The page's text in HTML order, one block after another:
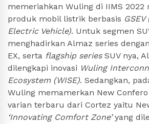
memeriahkan Wuling di IIMS
produk mobil listrik berbasis
Electric Vehicle). Untuk segmen
menghadirkan Almaz series
EX, serta flagship seriesSUV nya,
dilengkapi inovasi Wuling
Ecosystem (WISE). Sedangkan,
Wuling memamerkan New
varian terbaru dari Cortez yaitu
‘Innovating Comfort Zone’yang